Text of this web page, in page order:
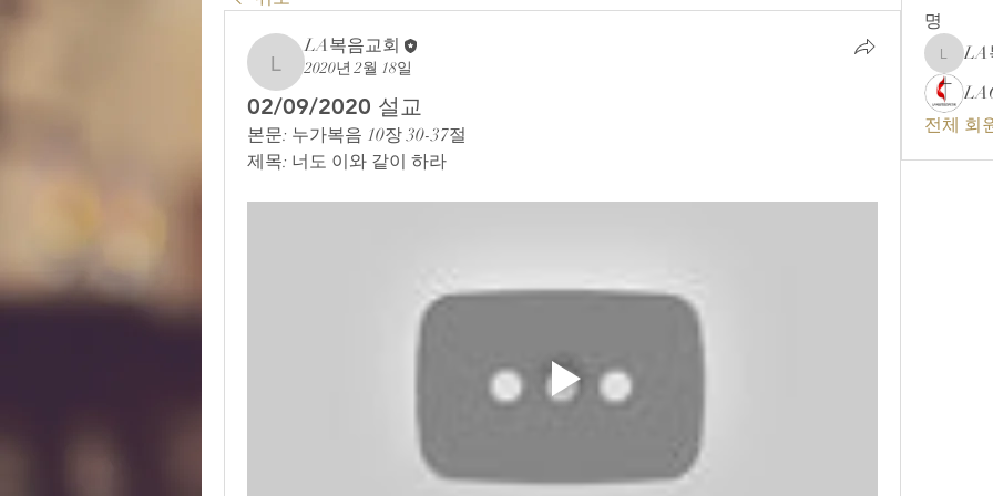
LA복음교회
LA복음교회
2020년 2월 18일
02/09/2020 설교
본문: 누가복음 10장 30-37절
제목: 너도 이와 같이 하라
명
LA복음
LA
전체 회